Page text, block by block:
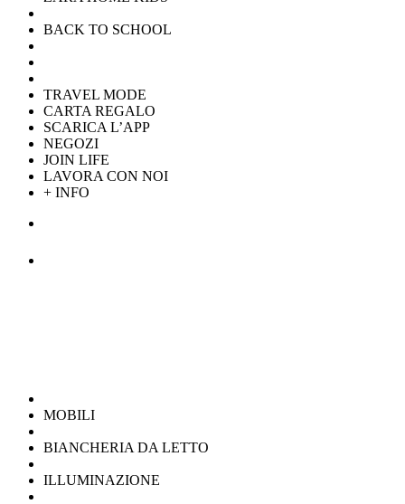
BACK TO SCHOOL
TRAVEL MODE
CARTA REGALO
SCARICA L’APP
NEGOZI
JOIN LIFE
LAVORA CON NOI
+ INFO
MOBILI
BIANCHERIA DA LETTO
ILLUMINAZIONE